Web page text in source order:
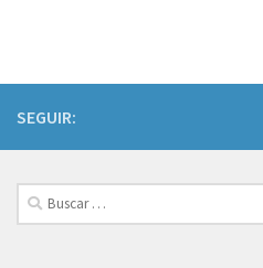
SEGUIR:
Buscar: